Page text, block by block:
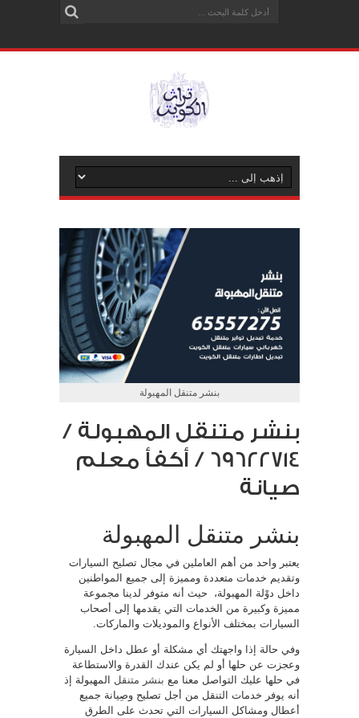
بنشر متنقل المهبولة
بنشر متنقل المهبولة /
69622714‬ / أكفأ معلم
صيانة
بنشر متنقل المهبولة
يعتبر واحد من أهم العاملين في مجال تصليح السيارات
وتقديم خدمات متعددة ومميزة إلى جميع المواطنين
داخل دوْلة المهبولة، حيث أنه متوفر لدينا مجموعة
مميزة وكبيرة من الخدمات التي يقدمها إلى أصحاب
السيارات بمختلف الأنواع والموديلات والماركات.
وفي حالة إذا واجهتك أي مشكلة أو عطل داخل السيارة
وعجزت عن حلها أو لم يكن عندك القدرة والاستطاعة
في حلها عليك التواصل معنا مع بنشر متنقل المهبولة إذ
أنه يوفر خدمات التنقل من أجل تصليح وصِيانة جميع
أعطال ومشاكل السيارات التي تحدث على الطرق